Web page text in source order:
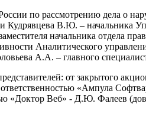
по рассмотрению дела о
Кудрявцева В.Ю. – начальника
начальника отдела
Аналитического
А.А. – главного
от закрытого
«Ампула
«Доктор Веб» - Д.Ю. Фалеев